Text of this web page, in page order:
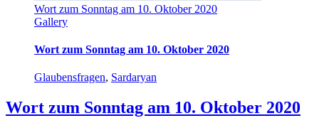
Wort zum Sonntag am 10. Oktober 2020
Gallery
Wort zum Sonntag am 10. Oktober 2020
Glaubensfragen, Sardaryan
Wort zum Sonntag am 10. Oktober 2020